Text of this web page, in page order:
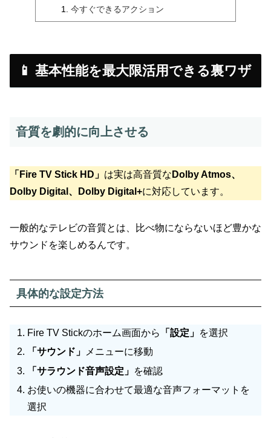
今すぐできるアクション
📱 基本性能を最大限活用できる裏ワザ
音質を劇的に向上させる
「Fire TV Stick HD」 は実は高音質な Dolby Atmos、
Dolby Digital、Dolby Digital+に対応しています。
一般的なテレビの音質とは、比べ物にならないほど豊かな
サウンドを楽しめるんです。
具体的な設定方法
Fire TV Stickのホーム画面から 「設定」 を選択
「サウンド」
メニューに移動
「サラウンド音声設定」 を確認
お使いの機器に合わせて最適な音声フォーマットを
選択